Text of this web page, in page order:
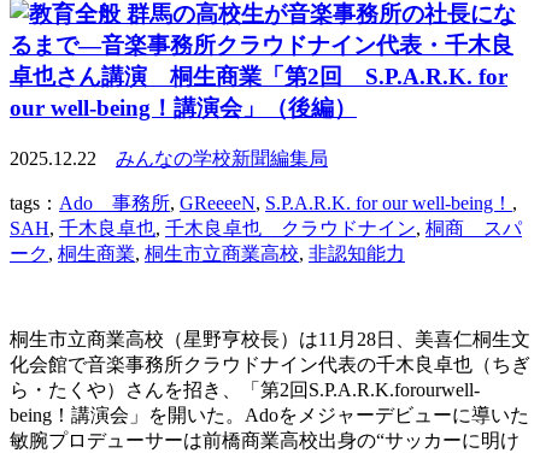
群馬の高校生が音楽事務所の社長にな
るまで―音楽事務所クラウドナイン代表・千木良
卓也さん講演 桐生商業「第2回 S.P.A.R.K. for
our well-being！講演会」（後編）
2025.12.22 みんなの学校新聞編集局
tags： Ado 事務所, GReeeeN, S.P.A.R.K. for our well-being！ ,
SAH, 千木良卓也, 千木良卓也 クラウドナイン, 桐商 スパ
ーク, 桐生商業, 桐生市立商業高校, 非認知能力
桐生市立商業高校（星野亨校長）は11月28日、美喜仁桐生文
化会館で音楽事務所クラウドナイン代表の千木良卓也（ちぎ
ら・たくや）さんを招き、「第2回S.P.A.R.K.forourwell-
being！講演会」を開いた。Adoをメジャーデビューに導いた
敏腕プロデューサーは前橋商業高校出身の“サッカーに明け